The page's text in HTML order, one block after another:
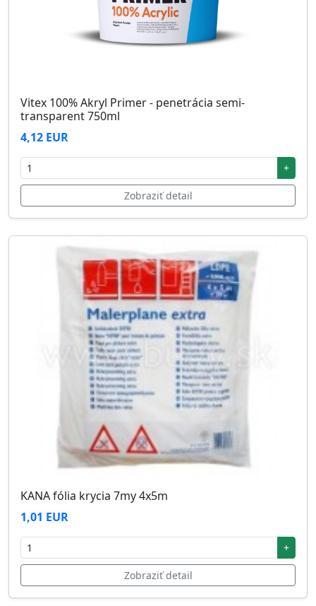
Vitex 100% Akryl Primer - penetrácia semi-
transparent 750ml
4,12 EUR
+
Zobraziť detail
KANA fólia krycia 7my 4x5m
1,01 EUR
+
Zobraziť detail